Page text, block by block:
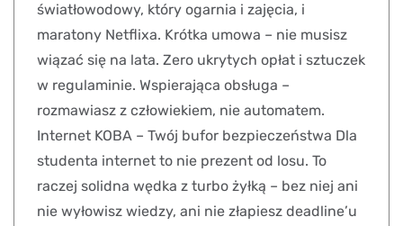
światłowodowy, który ogarnia i zajęcia, i
maratony Netflixa. Krótka umowa – nie musisz
wiązać się na lata. Zero ukrytych opłat i sztuczek
w regulaminie. Wspierająca obsługa –
rozmawiasz z człowiekiem, nie automatem.
Internet KOBA – Twój bufor bezpieczeństwa Dla
studenta internet to nie prezent od losu. To
raczej solidna wędka z turbo żyłką – bez niej ani
nie wyłowisz wiedzy, ani nie złapiesz deadline’u